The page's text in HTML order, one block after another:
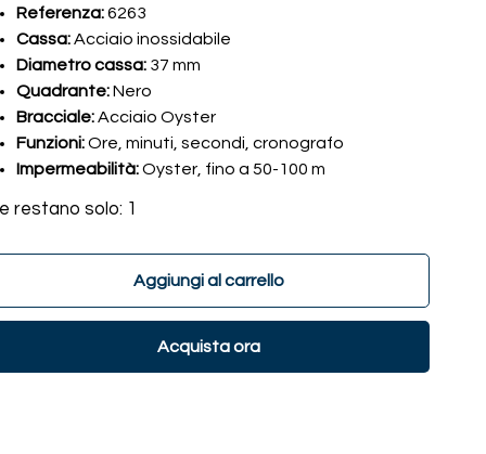
Referenza:6263
Cassa:Acciaio inossidabile
Diametro cassa: 37 mm
Quadrante:Nero
Bracciale:Acciaio Oyster
Funzioni:Ore, minuti, secondi, cronografo
Impermeabilità:Oyster, fino a 50-100 m
restano solo: 1
Aggiungi al carrello
Acquista ora